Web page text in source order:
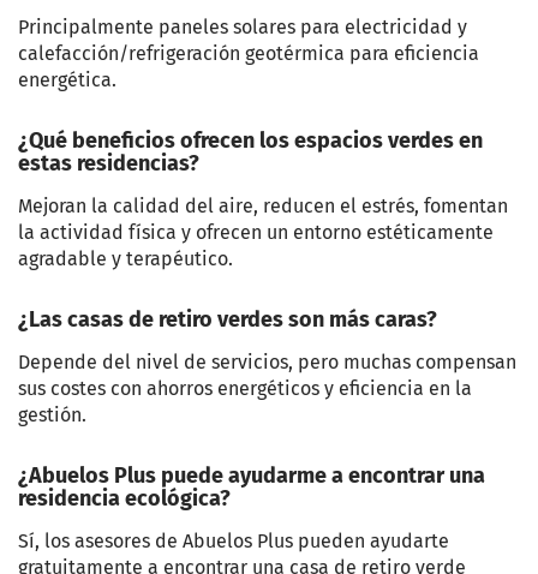
Principalmente paneles solares para electricidad y
calefacción/refrigeración geotérmica para eficiencia
energética.
¿Qué beneficios ofrecen los espacios verdes en
estas residencias?
Mejoran la calidad del aire, reducen el estrés, fomentan
la actividad física y ofrecen un entorno estéticamente
agradable y terapéutico.
¿Las casas de retiro verdes son más caras?
Depende del nivel de servicios, pero muchas compensan
sus costes con ahorros energéticos y eficiencia en la
gestión.
¿Abuelos Plus puede ayudarme a encontrar una
residencia ecológica?
Sí, los asesores de Abuelos Plus pueden ayudarte
gratuitamente a encontrar una casa de retiro verde